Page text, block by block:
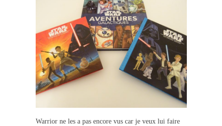
Warrior ne les a pas encore vus car je veux lui faire